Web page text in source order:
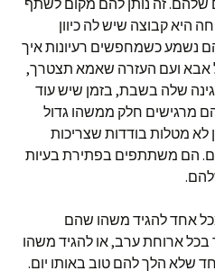
זה נותן להם מקום לשתף
קבוצה שיש לה כיוון
נשמע כשמחפשים רעיונות איך
ועם העזרה שאמא תצטרך,
שלה בשבת, בזמן שיש עוד
מרגישים חלק ממשהו גדול
לא מטלות בודדות שצריכות
הם משתתפים בפתירת בעיות
אחד להגיד משהו שהם
ארוחת ערב, או להגיד משהו
שלא הלך להם טוב באותו יום.